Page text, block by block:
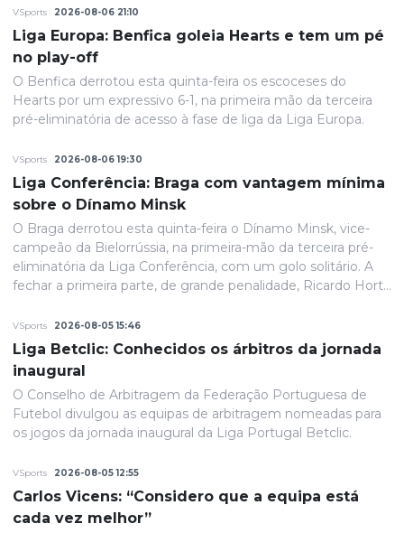
VSports 2026-08-06 21:10
Liga Europa: Benfica goleia Hearts e tem um pé
no play-off
O Benfica derrotou esta quinta-feira os escoceses do
Hearts por um expressivo 6-1, na primeira mão da terceira
pré-eliminatória de acesso à fase de liga da Liga Europa.
VSports 2026-08-06 19:30
Liga Conferência: Braga com vantagem mínima
sobre o Dínamo Minsk
O Braga derrotou esta quinta-feira o Dínamo Minsk, vice-
campeão da Bielorrússia, na primeira-mão da terceira pré-
eliminatória da Liga Conferência, com um golo solitário. A
fechar a primeira parte, de grande penalidade, Ricardo Horta
e até final o resultado permaneceria inalterado.
VSports 2026-08-05 15:46
Liga Betclic: Conhecidos os árbitros da jornada
inaugural
O Conselho de Arbitragem da Federação Portuguesa de
Futebol divulgou as equipas de arbitragem nomeadas para
os jogos da jornada inaugural da Liga Portugal Betclic.
VSports 2026-08-05 12:55
Carlos Vicens: “Considero que a equipa está
cada vez melhor”